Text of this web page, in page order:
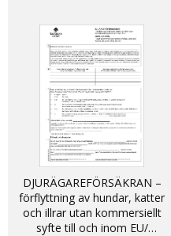
DJURÄGAREFÖRSÄKRAN –
förflyttning av hundar, katter
och illrar utan kommersiellt
syfte till och inom EU/